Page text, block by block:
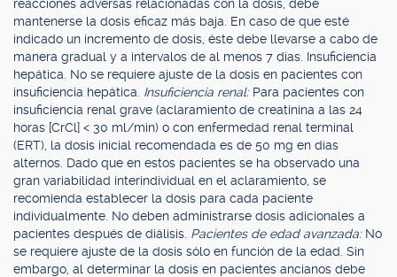
reacciones adversas relacionadas con la dosis, debe
mantenerse la dosis eficaz más baja. En caso de que esté
indicado un incremento de dosis, éste debe llevarse a cabo de
manera gradual y a intervalos de al menos 7 días. Insuficiencia
hepática. No se requiere ajuste de la dosis en pacientes con
insuficiencia hepática. Insuficiencia renal: Para pacientes con
insuficiencia renal grave (aclaramiento de creatinina a las 24
horas [CrCl] < 30 ml/min) o con enfermedad renal terminal
(ERT), la dosis inicial recomendada es de 50 mg en días
alternos. Dado que en estos pacientes se ha observado una
gran variabilidad interindividual en el aclaramiento, se
recomienda establecer la dosis para cada paciente
individualmente. No deben administrarse dosis adicionales a
pacientes después de diálisis. Pacientes de edad avanzada: No
se requiere ajuste de la dosis sólo en función de la edad. Sin
embargo, al determinar la dosis en pacientes ancianos debe